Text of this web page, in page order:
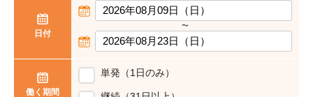
日付
〜
働く期間
単発（1日のみ）